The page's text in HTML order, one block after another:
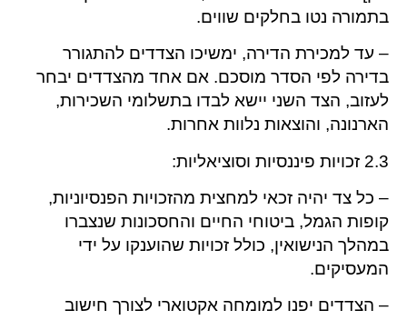
בתמורה נטו בחלקים שווים.
– עד למכירת הדירה, ימשיכו הצדדים להתגורר
בדירה לפי הסדר מוסכם. אם אחד מהצדדים יבחר
לעזוב, הצד השני יישא לבדו בתשלומי השכירות,
הארנונה, והוצאות נלוות אחרות.
2.3 זכויות פיננסיות וסוציאליות:
– כל צד יהיה זכאי למחצית מהזכויות הפנסיוניות,
קופות הגמל, ביטוחי החיים והחסכונות שנצברו
במהלך הנישואין, כולל זכויות שהוענקו על ידי
המעסיקים.
– הצדדים יפנו למומחה אקטוארי לצורך חישוב